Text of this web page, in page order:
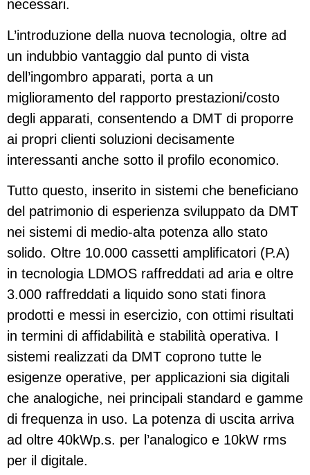
necessari.
L’introduzione della nuova tecnologia, oltre ad
un indubbio vantaggio dal punto di vista
dell’ingombro apparati, porta a un
miglioramento del rapporto prestazioni/costo
degli apparati, consentendo a DMT di proporre
ai propri clienti soluzioni decisamente
interessanti anche sotto il profilo economico.
Tutto questo, inserito in sistemi che beneficiano
del patrimonio di esperienza sviluppato da DMT
nei sistemi di medio-alta potenza allo stato
solido. Oltre 10.000 cassetti amplificatori (P.A)
in tecnologia LDMOS raffreddati ad aria e oltre
3.000 raffreddati a liquido sono stati finora
prodotti e messi in esercizio, con ottimi risultati
in termini di affidabilità e stabilità operativa. I
sistemi realizzati da DMT coprono tutte le
esigenze operative, per applicazioni sia digitali
che analogiche, nei principali standard e gamme
di frequenza in uso. La potenza di uscita arriva
ad oltre 40kWp.s. per l’analogico e 10kW rms
per il digitale.